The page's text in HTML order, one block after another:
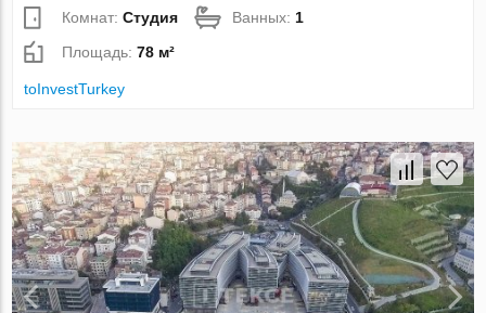
Комнат:Студия Ванных: 1
Площадь:78 м²
toInvestTurkey